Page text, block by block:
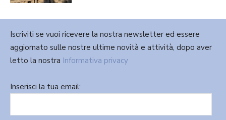
Iscriviti se vuoi ricevere la nostra newsletter ed essere
aggiornato sulle nostre ultime novità e attività, dopo aver
letto la nostra Informativa privacy
Inserisci la tua email: